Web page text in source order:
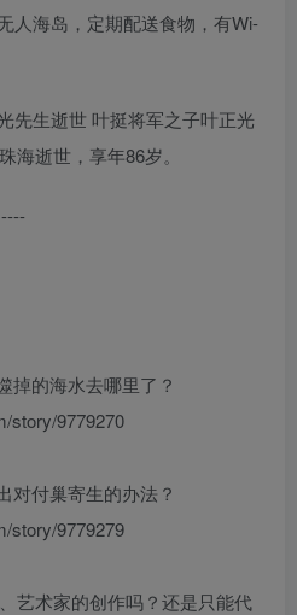
人海岛，定期配送食物，有Wi-
先生逝世 叶挺将军之子叶正光
海逝世，享年86岁。
掉的海水去哪里了？
story/9779270
对付巢寄生的办法？
story/9779279
艺术家的创作吗？还是只能代